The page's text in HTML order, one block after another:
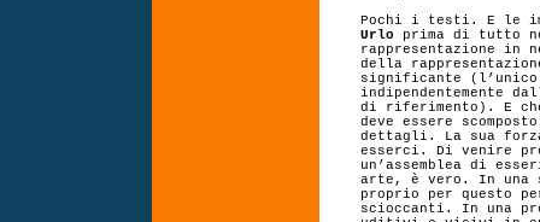
Pochi i testi. E le
Urlo prima di tutto
rappresentazione in
della
significante (l’unico
indipendentemente
di riferimento). E
deve essere
dettagli. La sua
esserci. Di venire
un’assemblea di
arte, è vero. In una
proprio per questo
scioccanti. In una